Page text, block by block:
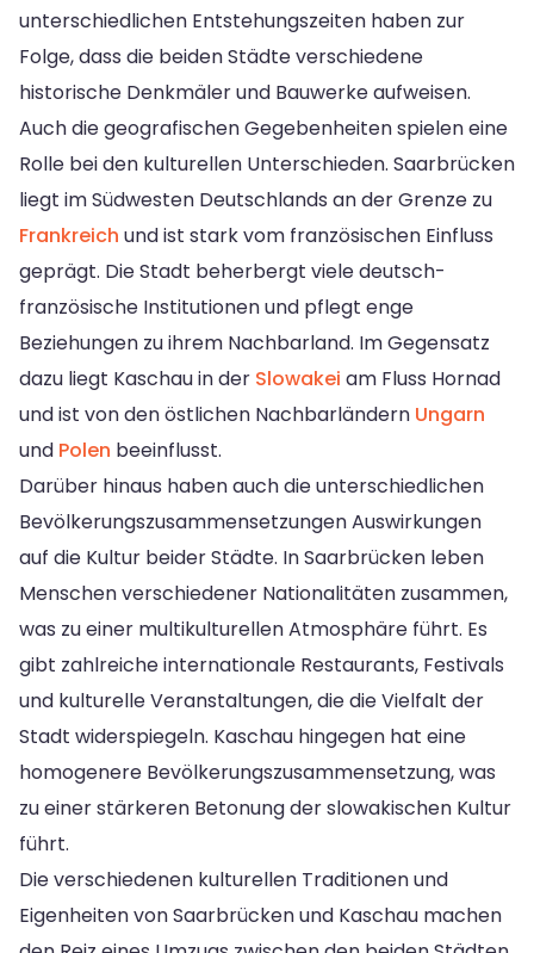
unterschiedlichen Entstehungszeiten haben zur
Folge, dass die beiden Städte verschiedene
historische Denkmäler und Bauwerke aufweisen.
Auch die geografischen Gegebenheiten spielen eine
Rolle bei den kulturellen Unterschieden. Saarbrücken
liegt im Südwesten Deutschlands an der Grenze zu
Frankreich und ist stark vom französischen Einfluss
geprägt. Die Stadt beherbergt viele deutsch-
französische Institutionen und pflegt enge
Beziehungen zu ihrem Nachbarland. Im Gegensatz
dazu liegt Kaschau in der Slowakei am Fluss Hornad
und ist von den östlichen Nachbarländern Ungarn
und Polen beeinflusst.
Darüber hinaus haben auch die unterschiedlichen
Bevölkerungszusammensetzungen Auswirkungen
auf die Kultur beider Städte. In Saarbrücken leben
Menschen verschiedener Nationalitäten zusammen,
was zu einer multikulturellen Atmosphäre führt. Es
gibt zahlreiche internationale Restaurants, Festivals
und kulturelle Veranstaltungen, die die Vielfalt der
Stadt widerspiegeln. Kaschau hingegen hat eine
homogenere Bevölkerungszusammensetzung, was
zu einer stärkeren Betonung der slowakischen Kultur
führt.
Die verschiedenen kulturellen Traditionen und
Eigenheiten von Saarbrücken und Kaschau machen